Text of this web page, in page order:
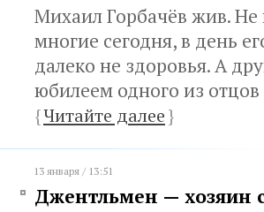
Михаил Горбачёв жив. Не
многие сегодня, в день
далеко не здоровья. А
юбилеем одного из
{Читайте далее}
13 января / 13:51
Джентльмен — хозяин